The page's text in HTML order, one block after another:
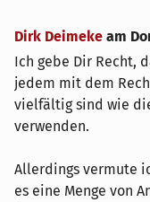
Dirk Deimeke am
Ich gebe Dir Recht,
jedem mit dem
vielfältig sind wie
verwenden.
Allerdings vermute
es eine Menge von